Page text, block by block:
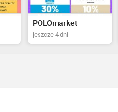
POLOmarket
jeszcze 4 dni